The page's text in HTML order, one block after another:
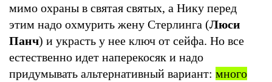
мимо охраны в святая святых, а Нику перед
этим надо охмурить жену Стерлинга (Люси
Панч) и украсть у нее ключ от сейфа. Но все
естественно идет наперекосяк и надо
придумывать альтернативный вариант: много